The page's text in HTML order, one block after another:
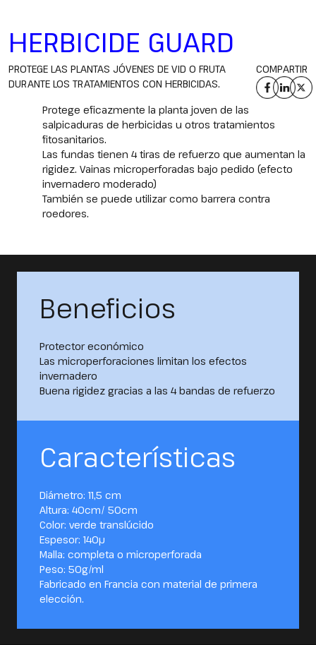
HERBICIDE GUARD
PROTEGE LAS PLANTAS JÓVENES DE VID O FRUTA
DURANTE LOS TRATAMIENTOS CON HERBICIDAS.
COMPARTIR
Protege eficazmente la planta joven de las
salpicaduras de herbicidas u otros tratamientos
fitosanitarios.
Las fundas tienen 4 tiras de refuerzo que aumentan la
rigidez. Vainas microperforadas bajo pedido (efecto
invernadero moderado)
También se puede utilizar como barrera contra
roedores.
Beneficios
Protector económico
Las microperforaciones limitan los efectos
invernadero
Buena rigidez gracias a las 4 bandas de refuerzo
Características
Diámetro: 11,5 cm
Altura: 40cm/ 50cm
Color: verde translúcido
Espesor: 140µ
Malla: completa o microperforada
Peso: 50g/ml
Fabricado en Francia con material de primera
elección.